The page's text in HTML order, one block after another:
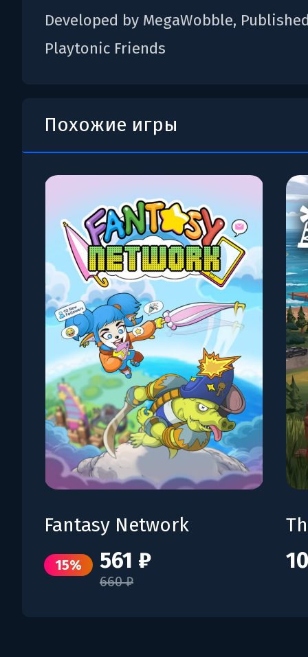
Developed by MegaWobble,
Playtonic Friends
Похожие игры
Fantasy Network
15% 561 ₽
660 ₽